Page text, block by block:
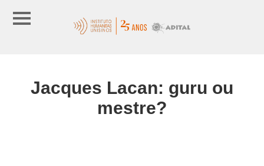
Jacques Lacan: guru ou
mestre?